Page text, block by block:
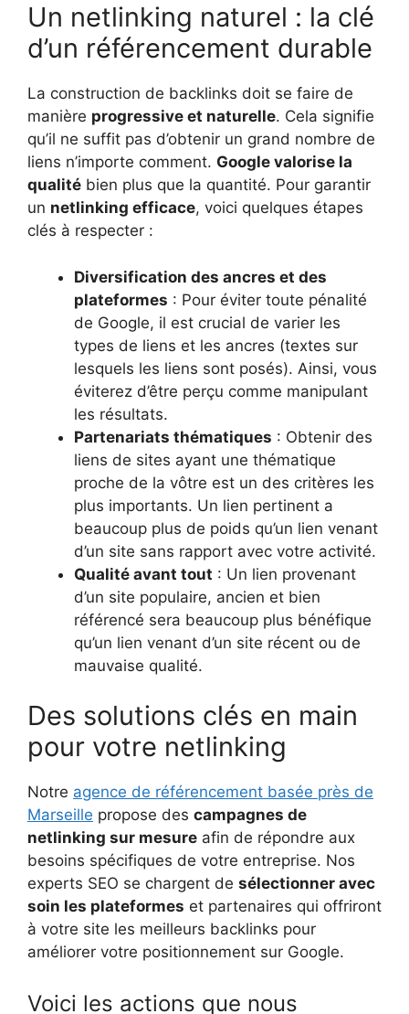
Un netlinking naturel : la clé
d’un référencement durable
La construction de backlinks doit se faire de
manière progressive et naturelle. Cela signifie
qu’il ne suffit pas d’obtenir un grand nombre de
liens n’importe comment. Google valorise la
qualité bien plus que la quantité. Pour garantir
un netlinking efficace, voici quelques étapes
clés à respecter :
Diversification des ancres et des
plateformes : Pour éviter toute pénalité
de Google, il est crucial de varier les
types de liens et les ancres (textes sur
lesquels les liens sont posés). Ainsi, vous
éviterez d’être perçu comme manipulant
les résultats.
Partenariats thématiques : Obtenir des
liens de sites ayant une thématique
proche de la vôtre est un des critères les
plus importants. Un lien pertinent a
beaucoup plus de poids qu’un lien venant
d’un site sans rapport avec votre activité.
Qualité avant tout : Un lien provenant
d’un site populaire, ancien et bien
référencé sera beaucoup plus bénéfique
qu’un lien venant d’un site récent ou de
mauvaise qualité.
Des solutions clés en main
pour votre netlinking
Notre agence de référencement basée près de
Marseille propose des campagnes de
netlinking sur mesure afin de répondre aux
besoins spécifiques de votre entreprise. Nos
experts SEO se chargent de sélectionner avec
soin les plateformes et partenaires qui offriront
à votre site les meilleurs backlinks pour
améliorer votre positionnement sur Google.
Voici les actions que nous